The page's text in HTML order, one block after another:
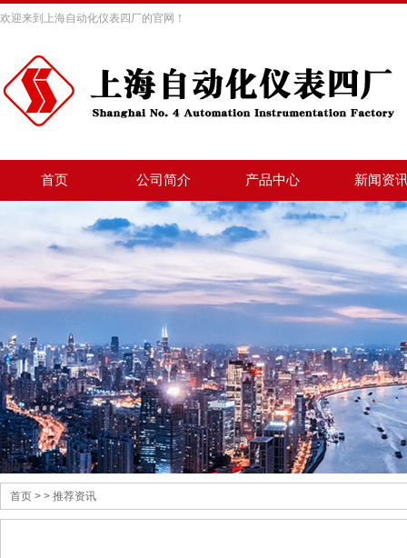
欢迎来到上海自动化仪表四厂的官网！
首页 公司简介 产品中心 新闻资
首页 > > 推荐资讯